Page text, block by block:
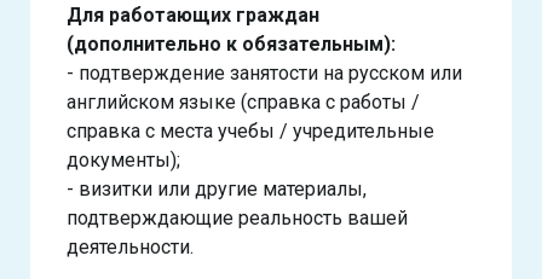
Для работающих граждан
(дополнительно к обязательным):
- подтверждение занятости на русском или
английском языке (справка с работы /
справка с места учебы / учредительные
документы);
- визитки или другие материалы,
подтверждающие реальность вашей
деятельности.